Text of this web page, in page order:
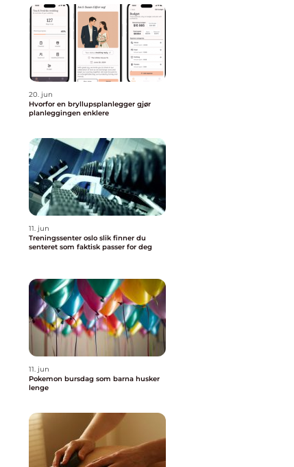
20. jun
Hvorfor en bryllupsplanlegger gjør
planleggingen enklere
11. jun
Treningssenter oslo slik finner du
senteret som faktisk passer for deg
11. jun
Pokemon bursdag som barna husker
lenge